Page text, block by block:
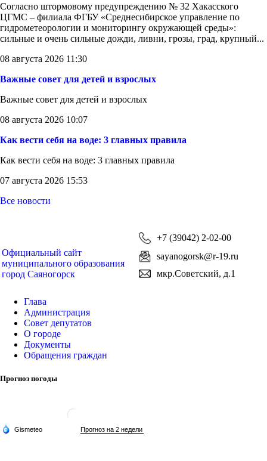
Согласно штормовому предупреждению № 32 Хакасского
ЦГМС – филиала ФГБУ «Среднесибирское управление по
гидрометеорологии и мониторингу окружающей среды»:
сильные и очень сильные дожди, ливни, грозы, град, крупный...
08 августа 2026 11:30
Важные совет для детей и взрослых
Важные совет для детей и взрослых
08 августа 2026 10:07
Как вести себя на воде: 3 главных правила
Как вести себя на воде: 3 главных правила
07 августа 2026 15:53
Все новости
Официальный сайт
муниципального образования
город Саяногорск
+7 (39042) 2-02-00
sayanogorsk@r-19.ru
мкр.Советский, д.1
Глава
Администрация
Совет депутатов
О городе
Документы
Обращения граждан
Прогноз погоды